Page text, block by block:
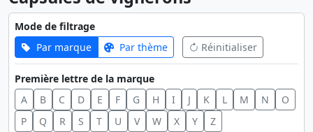
Mode de filtrage
Par marque
Par thème Réinitialiser
Première lettre de la marque
A
B C D E F G H I J K L M N
O
P
Q R S T U V W X Y Z